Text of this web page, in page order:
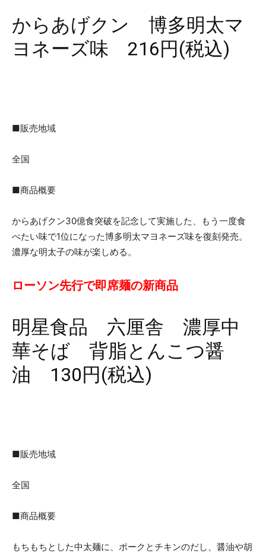
からあげクン 博多明太マ
ヨネーズ味 216円(税込)
■販売地域
全国
■商品概要
からあげクン30億食突破を記念して実施した、もう一度食
べたい味で1位になった博多明太マヨネーズ味を復刻発売。
濃厚な明太子の味が楽しめる。
ローソン先行で即席麺の新商品
明星食品 六厘舎 濃厚中
華そば 背脂とんこつ醤
油 130円(税込)
■販売地域
全国
■商品概要
もちもちとした中太麺に、ポークとチキンのだし、醤油や胡